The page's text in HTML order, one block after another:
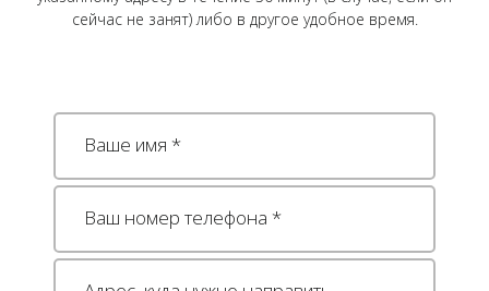
сейчас не занят) либо в другое удобное время.